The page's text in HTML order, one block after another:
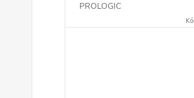
k
d PROLOGIC